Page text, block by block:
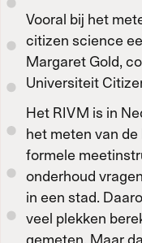
Vooral bij het
citizen science
Margaret Gold,
Universiteit
Het RIVM is in
het meten van
formele
onderhoud
in een stad.
veel plekken